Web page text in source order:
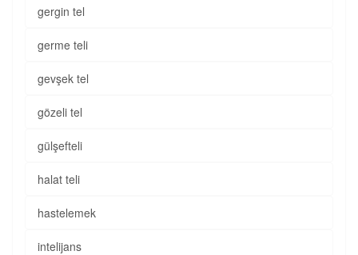
gergin tel
germe teli
gevşek tel
gözeli tel
gülşefteli
halat teli
hastelemek
intelijans